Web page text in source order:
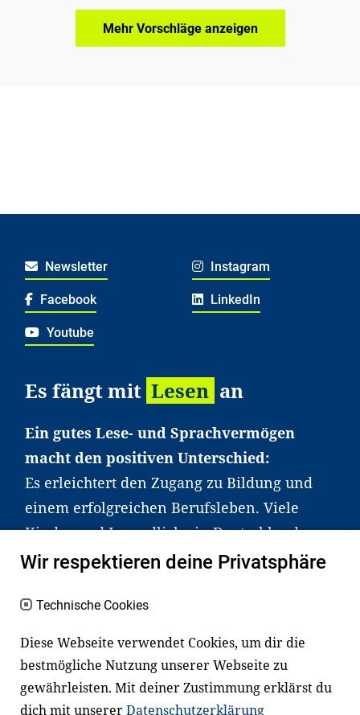
Mehr Vorschläge anzeigen
Newsletter Instagram
Facebook LinkedIn
Youtube
Es fängt mit Lesen an
Ein gutes Lese- und Sprachvermögen
macht den positiven Unterschied:
Es erleichtert den Zugang zu Bildung und
einem erfolgreichen Berufsleben. Viele
Kinder und Jugendliche in Deutschland
haben aber große Schwierigkeiten dabei.
an Familien sowie an Erzieher*innen,
Lehrer*innen und andere
Fachexpert*innen. Dafür arbeiten wir eng
mit Ministerien, wissenschaftlichen
Einrichtungen, Verbänden, Unternehmen
Wir respektieren deine Privatsphäre
Technische Cookies
Diese Webseite verwendet Cookies, um dir die
bestmögliche Nutzung unserer Webseite zu
gewährleisten. Mit deiner Zustimmung erklärst du
dich mit unsererDatenschutzerklärung